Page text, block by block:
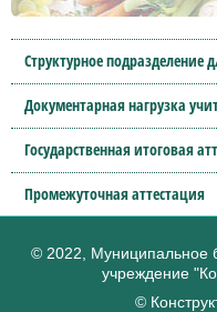
Структурное подразделение
Документарная нагрузка
Государственная итоговая
Промежуточная аттестация
© 2022, Муниципальное
учреждение
©